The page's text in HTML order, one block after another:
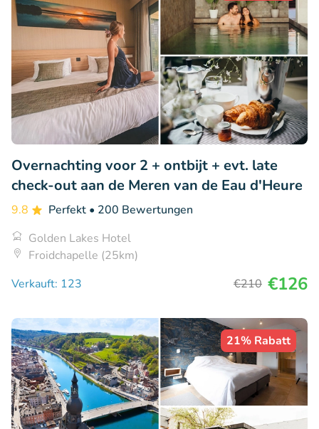
Overnachting voor 2 + ontbijt + evt. late
check-out aan de Meren van de Eau d'Heure
9.8 Perfekt • 200 Bewertungen
Golden Lakes Hotel
Froidchapelle (25km)
Verkauft: 123
€210 €126
21% Rabatt